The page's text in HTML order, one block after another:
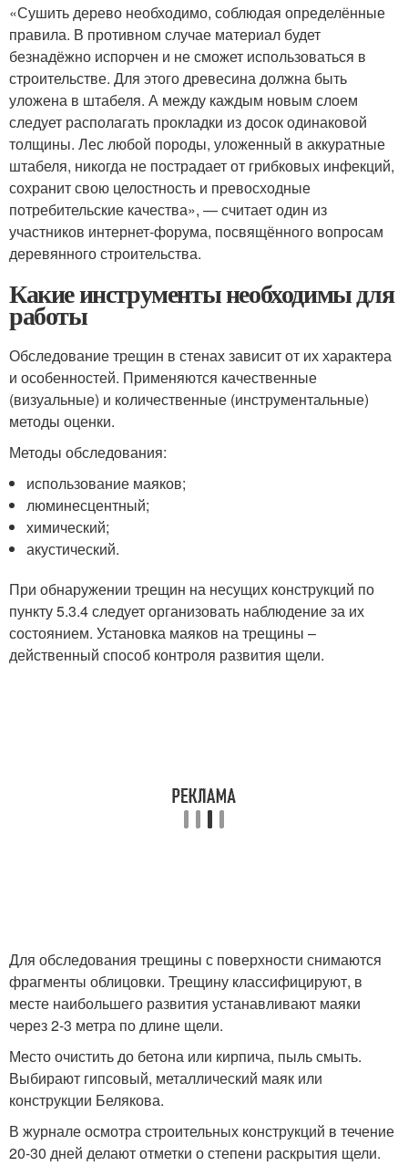
«Сушить дерево необходимо, соблюдая определённые
правила. В противном случае материал будет
безнадёжно испорчен и не сможет использоваться в
строительстве. Для этого древесина должна быть
уложена в штабеля. А между каждым новым слоем
следует располагать прокладки из досок одинаковой
толщины. Лес любой породы, уложенный в аккуратные
штабеля, никогда не пострадает от грибковых инфекций,
сохранит свою целостность и превосходные
потребительские качества», — считает один из
участников интернет-форума, посвящённого вопросам
деревянного строительства.
Какие инструменты необходимы для
работы
Обследование трещин в стенах зависит от их характера
и особенностей. Применяются качественные
(визуальные) и количественные (инструментальные)
методы оценки.
Методы обследования:
использование маяков;
люминесцентный;
химический;
акустический.
При обнаружении трещин на несущих конструкций по
пункту 5.3.4 следует организовать наблюдение за их
состоянием. Установка маяков на трещины –
действенный способ контроля развития щели.
Для обследования трещины с поверхности снимаются
фрагменты облицовки. Трещину классифицируют, в
месте наибольшего развития устанавливают маяки
через 2-3 метра по длине щели.
Место очистить до бетона или кирпича, пыль смыть.
Выбирают гипсовый, металлический маяк или
конструкции Белякова.
В журнале осмотра строительных конструкций в течение
20-30 дней делают отметки о степени раскрытия щели.